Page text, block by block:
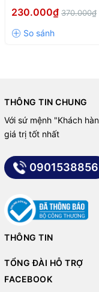
230.000₫ 370.000₫
THÔNG TIN CHUNG
Với sứ mệnh "Khách
giá trị tốt nhất
0901538856
THÔNG TIN
TỔNG ĐÀI HỖ TRỢ
FACEBOOK